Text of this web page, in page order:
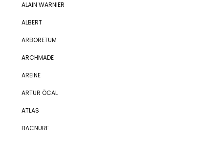
ALAIN WARNIER
ALBERT
ARBORETUM
ARCHMADE
AREINE
ARTUR ÖCAL
ATLAS
BACNURE